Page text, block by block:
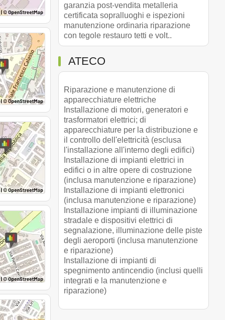
garanzia post-vendita metalleria
certificata sopralluoghi e ispezioni
manutenzione ordinaria riparazione
con tegole restauro tetti e volt..
ATECO
Riparazione e manutenzione di
apparecchiature elettriche
Installazione di motori, generatori e
trasformatori elettrici; di
apparecchiature per la distribuzione e
il controllo dell'elettricità (esclusa
l'installazione all'interno degli edifici)
Installazione di impianti elettrici in
edifici o in altre opere di costruzione
(inclusa manutenzione e riparazione)
Installazione di impianti elettronici
(inclusa manutenzione e riparazione)
Installazione impianti di illuminazione
stradale e dispositivi elettrici di
segnalazione, illuminazione delle piste
degli aeroporti (inclusa manutenzione
e riparazione)
Installazione di impianti di
spegnimento antincendio (inclusi quelli
integrati e la manutenzione e
riparazione)